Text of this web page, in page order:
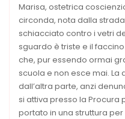
Marisa, ostetrica
circonda, nota dalla
schiacciato contro i vetri
sguardo è triste e il
che, pur essendo ormai
scuola e non esce mai. La
dall’altra parte, anzi
si attiva presso la Procura
portato in una struttura